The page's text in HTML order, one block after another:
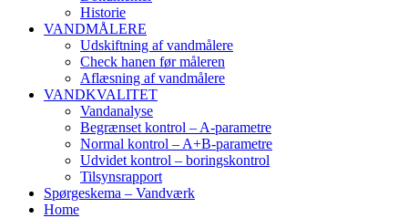
Historie
VANDMÅLERE
Udskiftning af vandmålere
Check hanen før måleren
Aflæsning af vandmålere
VANDKVALITET
Vandanalyse
Begrænset kontrol – A-parametre
Normal kontrol – A+B-parametre
Udvidet kontrol – boringskontrol
Tilsynsrapport
Spørgeskema – Vandværk
Home